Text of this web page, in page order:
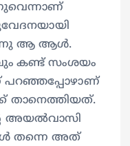
ആ ആള്‍.
കണ്ട് സംശയം
പറഞ്ഞപ്പോഴാണ്
അയല്‍വാസി
തന്നെ അത്